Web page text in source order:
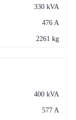
330 kVA
476 A
2261 kg
400 kVA
577 A